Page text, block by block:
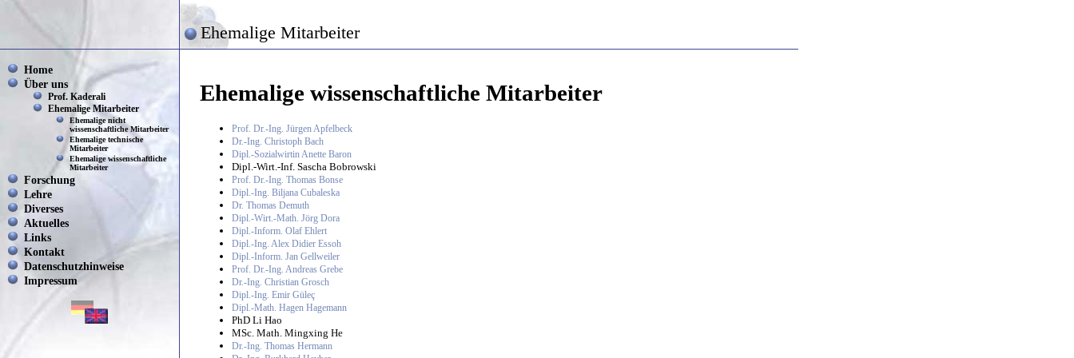
Ehemalige Mitarbeiter
Home
Über uns
Prof. Kaderali
Ehemalige Mitarbeiter
Ehemalige nicht
wissenschaftliche Mitarbeiter
Ehemalige technische
Mitarbeiter
Ehemalige wissenschaftliche
Mitarbeiter
Forschung
Lehre
Diverses
Aktuelles
Links
Kontakt
Datenschutzhinweise
Impressum
Ehemalige wissenschaftliche Mitarbeiter
Prof. Dr.-Ing. Jürgen Apfelbeck
Dr.-Ing. Christoph Bach
Dipl.-Sozialwirtin Anette Baron
Dipl.-Wirt.-Inf. Sascha Bobrowski
Prof. Dr.-Ing. Thomas Bonse
Dipl.-Ing. Biljana Cubaleska
Dr. Thomas Demuth
Dipl.-Wirt.-Math. Jörg Dora
Dipl.-Inform. Olaf Ehlert
Dipl.-Ing. Alex Didier Essoh
Dipl.-Inform. Jan Gellweiler
Prof. Dr.-Ing. Andreas Grebe
Dr.-Ing. Christian Grosch
Dipl.-Ing. Emir Güleç
Dipl.-Math. Hagen Hagemann
PhD Li Hao
MSc. Math. Mingxing He
Dr.-Ing. Thomas Hermann